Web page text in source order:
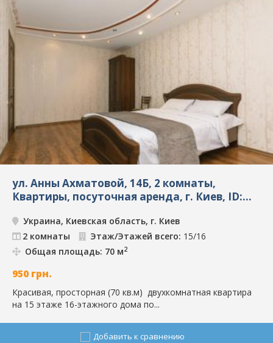
ул. Анны Ахматовой, 14Б, 2 комнаты,
Квартиры, посуточная аренда, г. Киев, ID:
Украина, Киевская область, г. Киев
2 комнаты
Этаж/Этажей всего: 15/16
Общая площадь: 70 м2
950 грн.
Красивая, просторная (70 кв.м) двухкомнатная квартира
на 15 этаже 16-этажного дома по...
Добавить к сравнению